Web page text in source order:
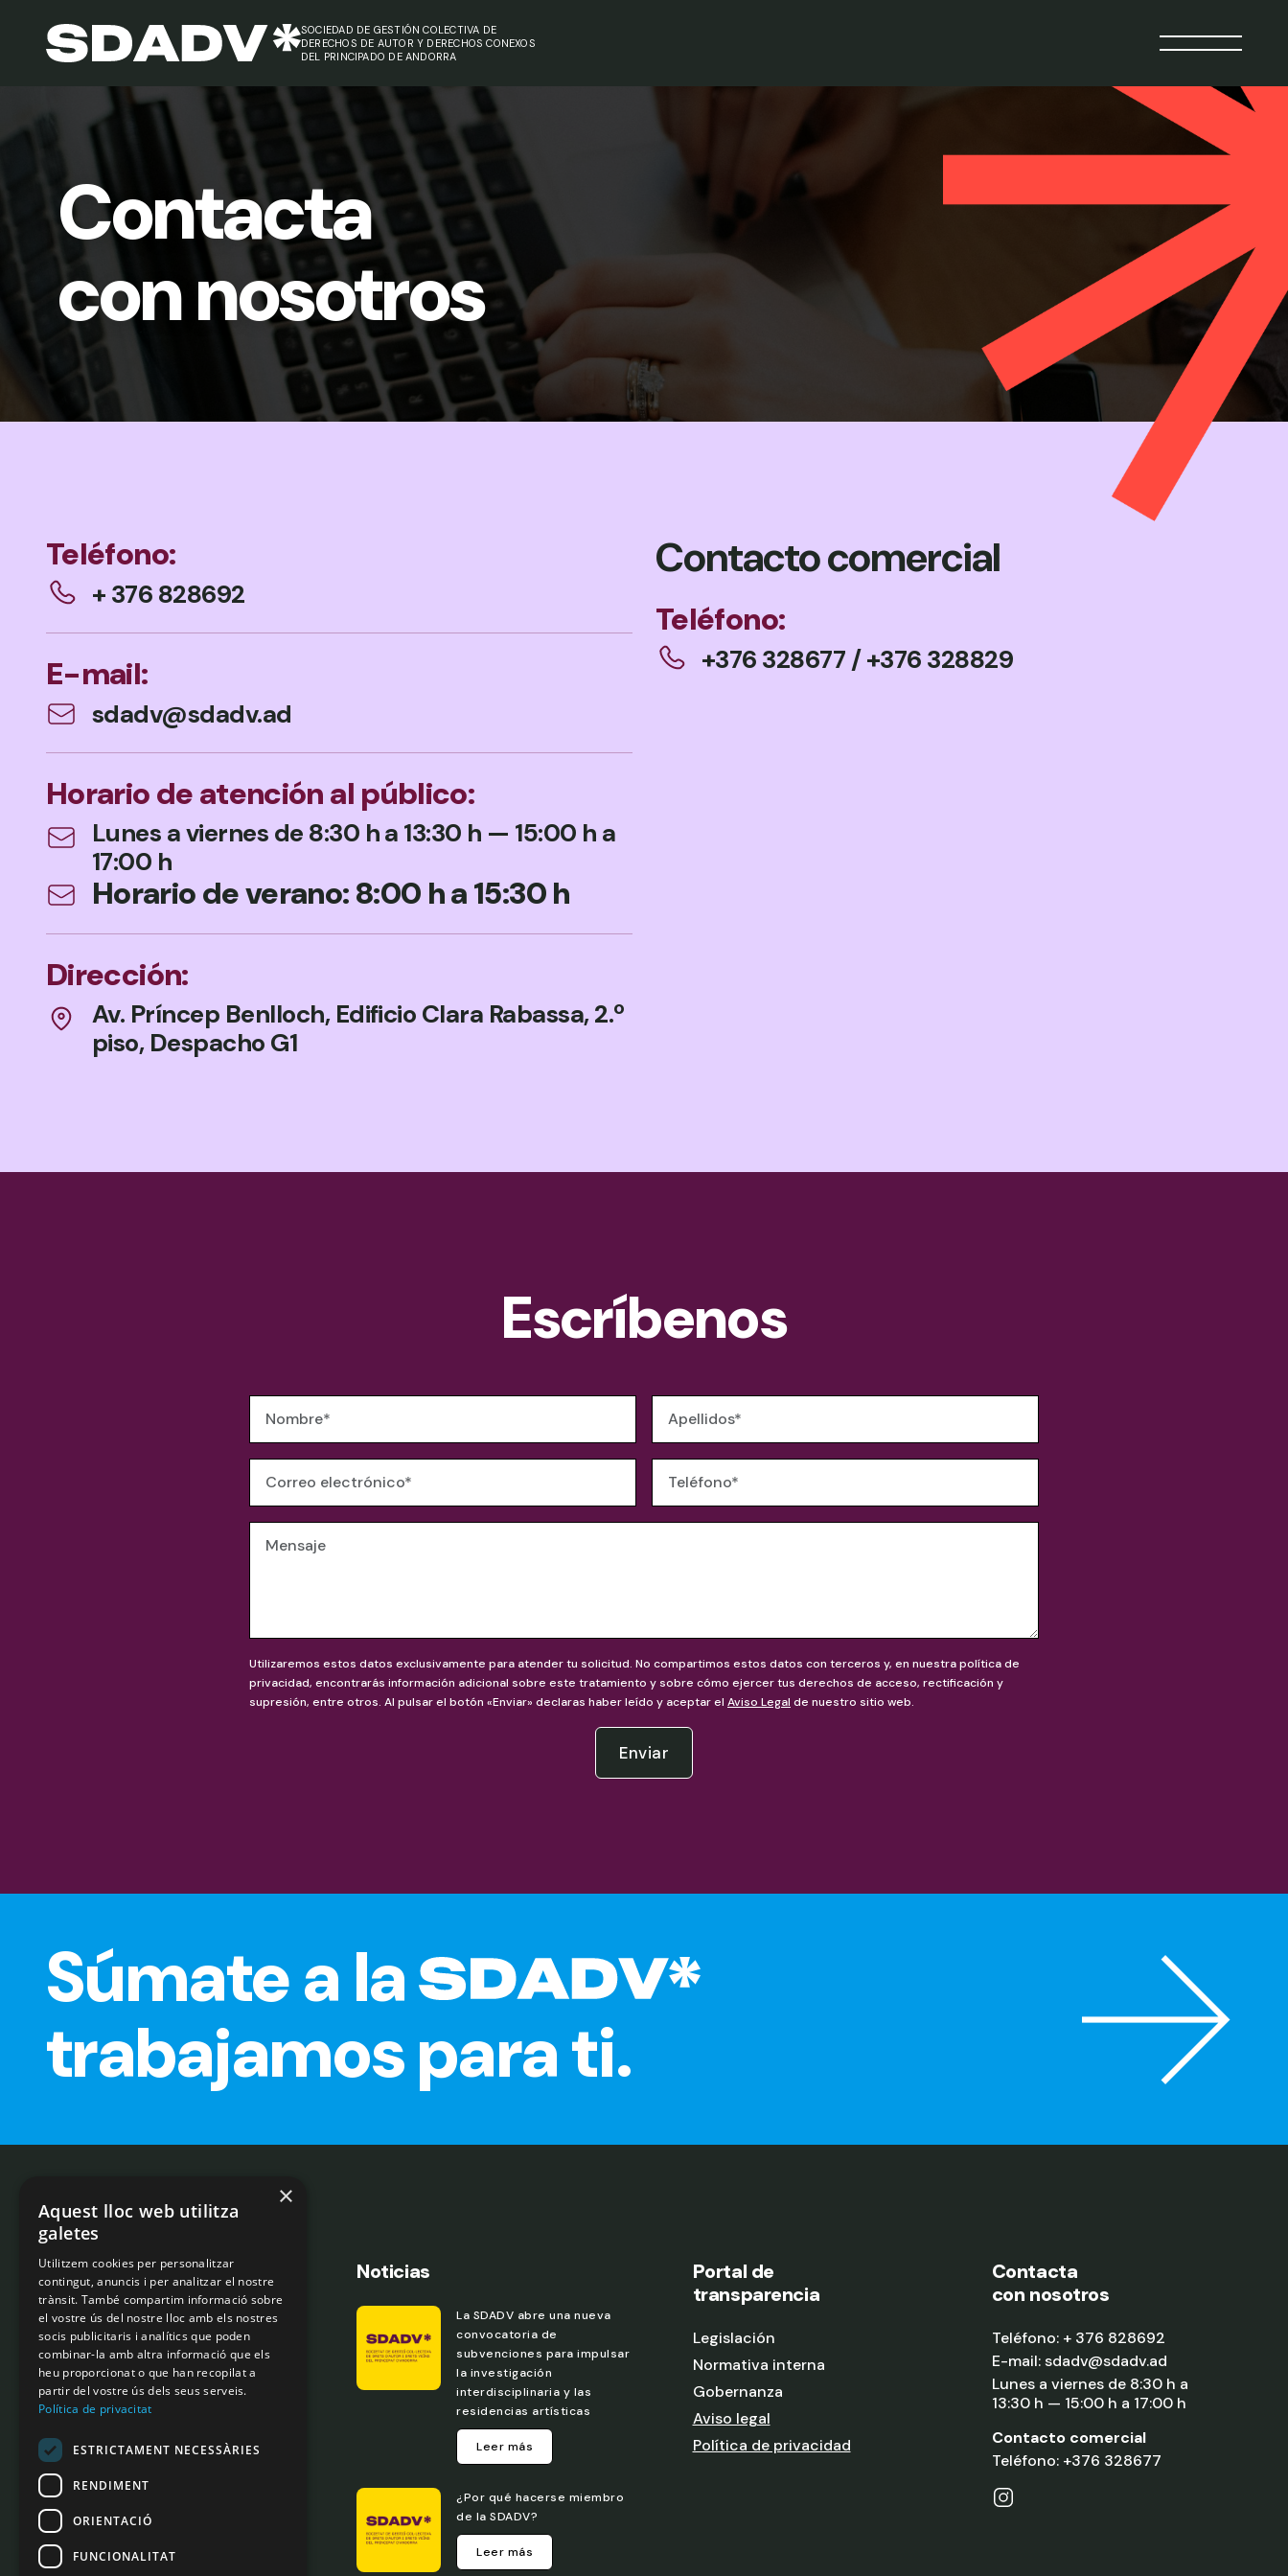
SOCIEDAD DE GESTIÓN COLECTIVA DE
DERECHOS DE AUTOR Y DERECHOS CONEXOS
DEL PRINCIPADO DE ANDORRA
Contacta
con nosotros
Teléfono:
+ 376 828692
E-mail:
sdadv@sdadv.ad
Horario de atención al público:
Lunes a viernes de 8:30 h a 13:30 h — 15:00 h a
17:00 h
Horario de verano: 8:00 h a 15:30 h
Dirección:
Av. Príncep Benlloch, Edificio Clara Rabassa, 2.º
piso, Despacho G1
Contacto comercial
Teléfono:
+376 328677 /+376 328829
Escríbenos
Utilizaremos estos datos exclusivamente para atender tu solicitud. No compartimos estos datos con terceros y, en nuestra política de
privacidad, encontrarás información adicional sobre este tratamiento y sobre cómo ejercer tus derechos de acceso, rectificación y
supresión, entre otros. Al pulsar el botón «Enviar» declaras haber leído y aceptar el Aviso Legal de nuestro sitio web.
Enviar
Súmate a la
trabajamos para ti.
Noticias
La SDADV abre una nueva
convocatoria de
subvenciones para impulsar
la investigación
interdisciplinaria y las
residencias artísticas
Leer más
¿Por qué hacerse miembro
de la SDADV?
Leer más
Portal de
transparencia
Legislación
Normativa interna
Gobernanza
Aviso legal
Política de privacidad
Contacta
con nosotros
Teléfono: + 376 828692
E-mail:sdadv@sdadv.ad
Lunes a viernes de 8:30 h a
13:30 h — 15:00 h a 17:00 h
Contacto comercial
Teléfono: +376 328677
×
Aquest lloc web utilitza
galetes
Utilitzem cookies per personalitzar
contingut, anuncis i per analitzar el nostre
trànsit. També compartim informació sobre
el vostre ús del nostre lloc amb els nostres
socis publicitaris i analítics que poden
combinar-la amb altra informació que els
heu proporcionat o que han recopilat a
partir del vostre ús dels seus serveis.
Política de privacitat
ESTRICTAMENT NECESSÀRIES
RENDIMENT
ORIENTACIÓ
FUNCIONALITAT